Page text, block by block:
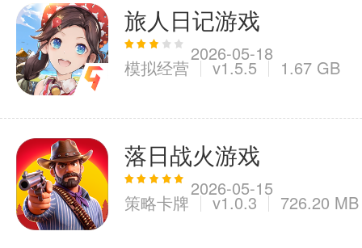
旅人日记游戏
2026-05-18
模拟经营 v1.5.5 1.67 GB
落日战火游戏
2026-05-15
策略卡牌 v1.0.3 726.20 MB